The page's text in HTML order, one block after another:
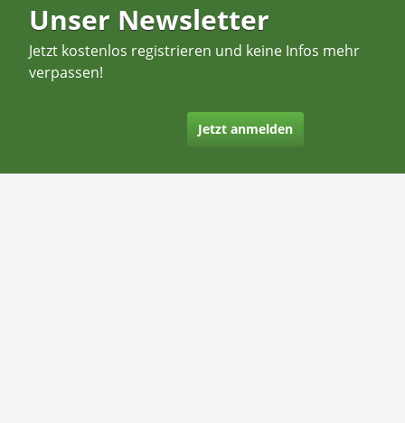
Unser Newsletter
Jetzt kostenlos registrieren und keine Infos mehr
verpassen!
Jetzt anmelden